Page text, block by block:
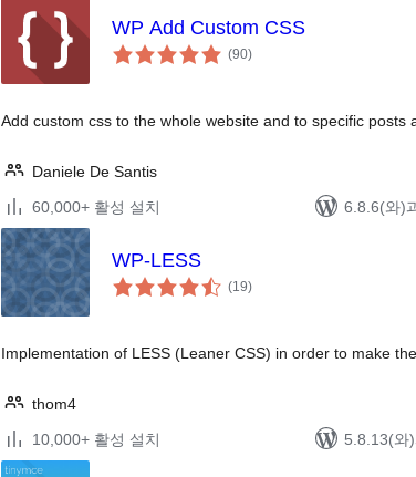
WP Add Custom CSS
(90전
체)
Add custom css to the whole website and to specific posts
Daniele De Santis
60,000+ 활성 설치
6.8.6(와)
WP-LESS
(19전
체)
Implementation of LESS (Leaner CSS) in order to make
thom4
10,000+ 활성 설치
5.8.13(와